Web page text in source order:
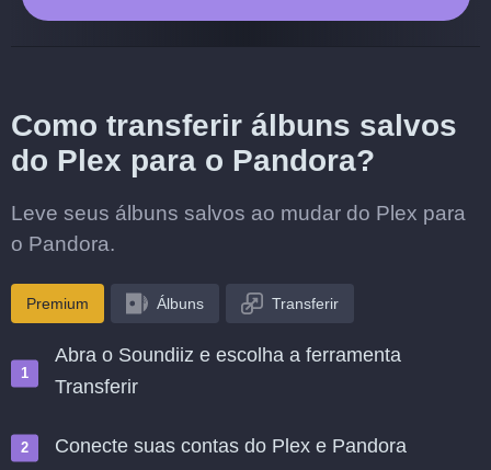
Como transferir álbuns salvos
do Plex para o Pandora?
Leve seus álbuns salvos ao mudar do Plex para
o Pandora.
Premium Álbuns Transferir
Abra o Soundiiz e escolha a ferramenta
Transferir
Conecte suas contas do Plex e Pandora